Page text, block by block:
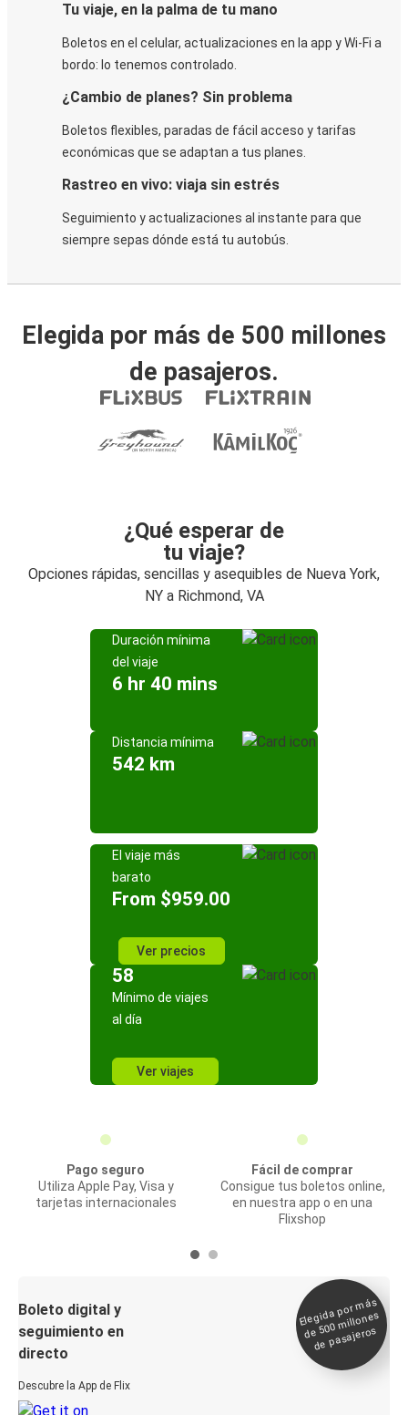
Tu viaje, en la palma de tu mano
Boletos en el celular, actualizaciones en la app y Wi-Fi a
bordo: lo tenemos controlado.
¿Cambio de planes? Sin problema
Boletos flexibles, paradas de fácil acceso y tarifas
económicas que se adaptan a tus planes.
Rastreo en vivo: viaja sin estrés
Seguimiento y actualizaciones al instante para que
siempre sepas dónde está tu autobús.
Elegida por más de 500 millones
de pasajeros.
¿Qué esperar de
tu viaje?
Opciones rápidas, sencillas y asequibles de Nueva York,
NY a Richmond, VA
Duración mínima
del viaje
6 hr 40 mins
Distancia mínima
542 km
El viaje más
barato
From $959.00
Ver precios
58
Mínimo de viajes
al día
Ver viajes
Pago seguro
Utiliza Apple Pay, Visa y
tarjetas internacionales
Fácil de comprar
Consigue tus boletos online,
en nuestra app o en una
Flixshop
Boleto digital y
seguimiento en
directo
Descubre la App de Flix
Elegida por
más
de 500
millones
de pasajeros